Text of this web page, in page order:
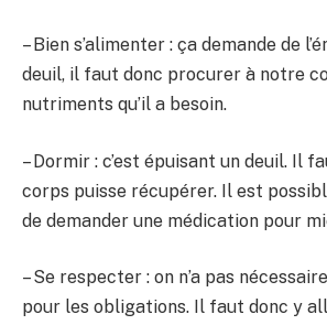
– Bien s’alimenter : ça demande de
deuil, il faut donc procurer à notre
nutriments qu’il a besoin.
– Dormir : c’est épuisant un deuil. Il
corps puisse récupérer. Il est
de demander une médication pour
– Se respecter : on n’a pas
pour les obligations. Il faut donc y